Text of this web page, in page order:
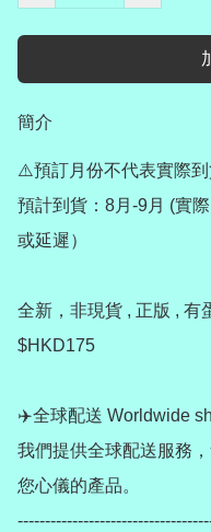
簡介
⚠️預訂月份不代表實際
預計到貨：8月-9月 (實
或延遲）
全新，非現貨 , 正版 , 有
$HKD175
✈️全球配送 Worldwide
我們提供全球配送服務
您心儀的產品。